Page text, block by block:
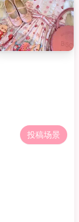
投稿场景